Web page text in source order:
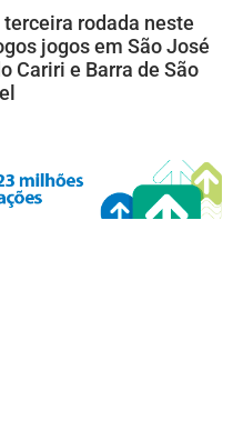
rodada neste
jogos em São José
Cariri e Barra de São